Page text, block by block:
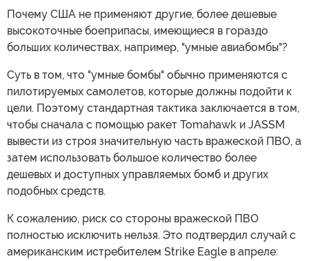
Почему США не применяют другие, более дешевые
высокоточные боеприпасы, имеющиеся в гораздо
больших количествах, например, "умные авиабомбы"?
Суть в том, что "умные бомбы" обычно применяются с
пилотируемых самолетов, которые должны подойти к
цели. Поэтому стандартная тактика заключается в том,
чтобы сначала с помощью ракет Tomahawk и JASSM
вывести из строя значительную часть вражеской ПВО, а
затем использовать большое количество более
дешевых и доступных управляемых бомб и других
подобных средств.
К сожалению, риск со стороны вражеской ПВО
полностью исключить нельзя. Это подтвердил случай с
американским истребителем Strike Eagle в апреле: